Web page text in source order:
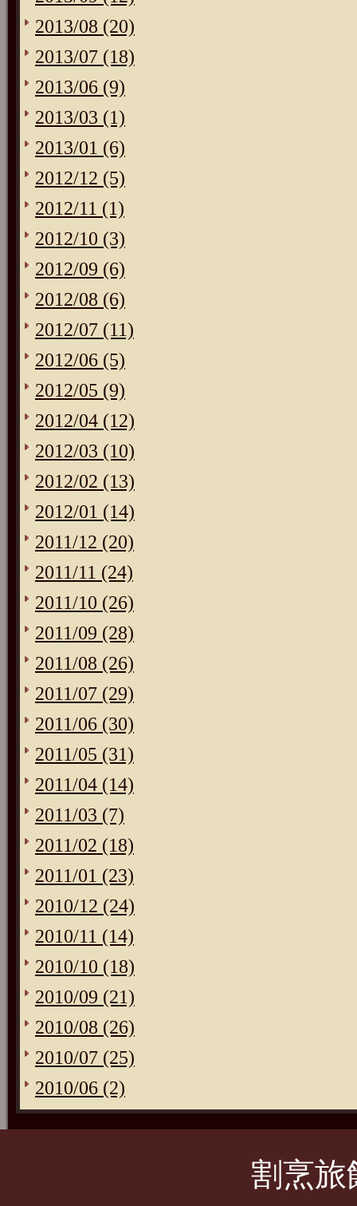
2013/08 (20)
2013/07 (18)
2013/06 (9)
2013/03 (1)
2013/01 (6)
2012/12 (5)
2012/11 (1)
2012/10 (3)
2012/09 (6)
2012/08 (6)
2012/07 (11)
2012/06 (5)
2012/05 (9)
2012/04 (12)
2012/03 (10)
2012/02 (13)
2012/01 (14)
2011/12 (20)
2011/11 (24)
2011/10 (26)
2011/09 (28)
2011/08 (26)
2011/07 (29)
2011/06 (30)
2011/05 (31)
2011/04 (14)
2011/03 (7)
2011/02 (18)
2011/01 (23)
2010/12 (24)
2010/11 (14)
2010/10 (18)
2010/09 (21)
2010/08 (26)
2010/07 (25)
2010/06 (2)
割烹旅